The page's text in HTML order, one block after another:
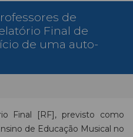
de
Final de
de uma auto-
Final [RF], previsto como
de Educação Musical no